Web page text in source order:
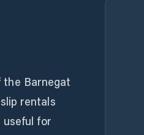
the Barnegat
rentals
useful for